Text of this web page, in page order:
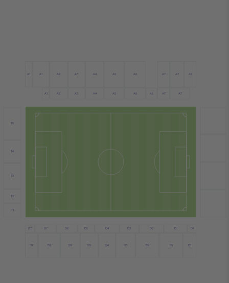
A1 A2 A3 A4 A5 A6 A6 A7 A7
A1 A1 A2 A3 A4 A5 A6 A7 A7 A8
D1
D1
D2
D3
D4
D5
D6
D7
D7
D1
D1
D2
D3
D4
D5
D6
D7
D7
T1
T2
T3
T4
T5